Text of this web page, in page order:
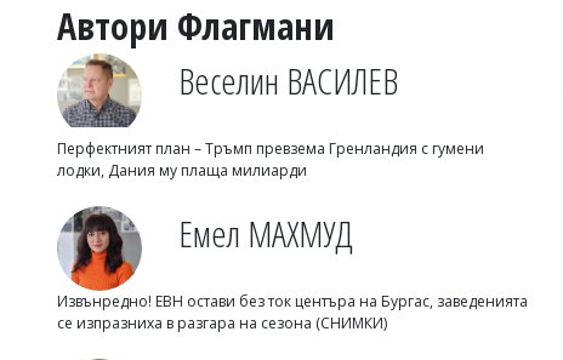
Автори Флагмани
Веселин ВАСИЛЕВ
Перфектният план – Тръмп превзема Гренландия с гумени
лодки, Дания му плаща милиарди
Емел МАХМУД
Извънредно! ЕВН остави без ток центъра на Бургас, заведенията
се изпразниха в разгара на сезона (СНИМКИ)